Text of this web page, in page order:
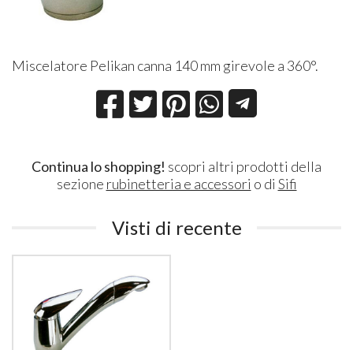
Miscelatore Pelikan canna 140 mm girevole a 360°.
Continua lo shopping! scopri altri prodotti della
sezione rubinetteria e accessori o di Sifi
Visti di recente